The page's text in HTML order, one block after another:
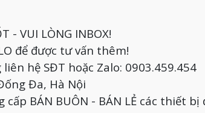
- VUI LÒNG INBOX!
để được tư vấn thêm!
hệ SĐT hoặc Zalo: 0903.459.454
Đa, Hà Nội
BÁN BUÔN - BÁN LẺ các thiết bị